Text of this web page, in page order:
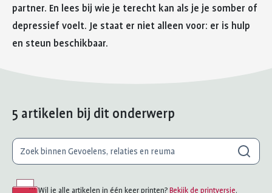
partner. En lees bij wie je terecht kan als je je somber of
depressief voelt. Je staat er niet alleen voor: er is hulp
en steun beschikbaar.
5 artikelen bij dit onderwerp
Waar
ben
naar
Zoeken
Wil je alle artikelen in één keer printen? Bekijk de printversie.